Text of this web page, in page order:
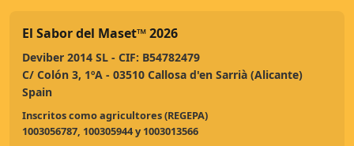
El Sabor del Maset™2026
Deviber 2014 SL - CIF: B54782479
C/ Colón 3, 1ºA - 03510 Callosa d'en Sarrià (Alicante)
Spain
Inscritos como agricultores (REGEPA)
1003056787, 100305944 y 1003013566